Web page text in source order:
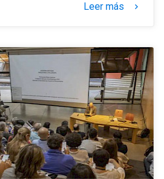
Leer más keyboard_arrow_right